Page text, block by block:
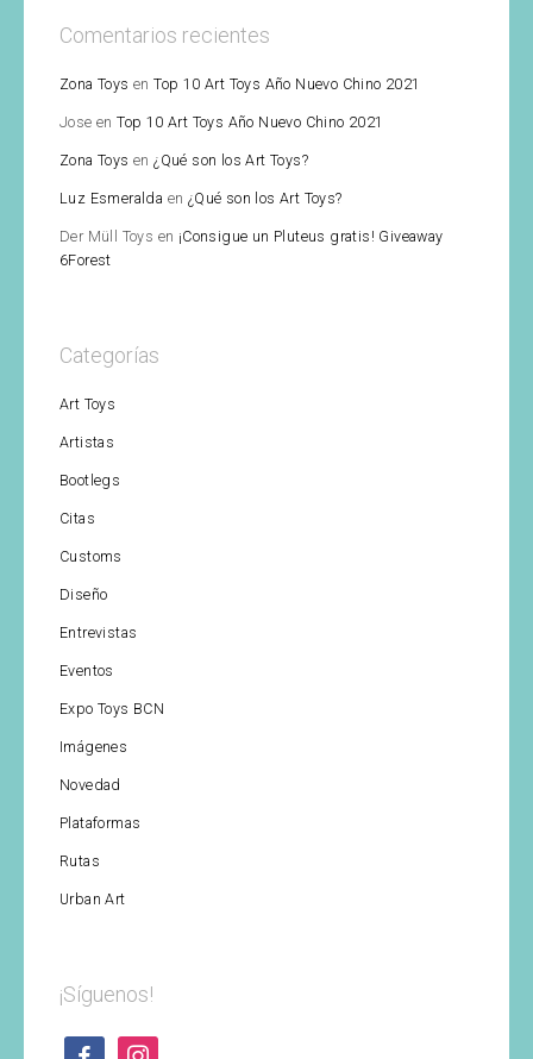
Comentarios recientes
Zona Toys enTop 10 Art Toys Año Nuevo Chino 2021
Jose enTop 10 Art Toys Año Nuevo Chino 2021
Zona Toys en¿Qué son los Art Toys?
Luz Esmeralda en ¿Qué son los Art Toys?
Der Müll Toys en ¡Consigue un Pluteus gratis! Giveaway
6Forest
Categorías
Art Toys
Artistas
Bootlegs
Citas
Customs
Diseño
Entrevistas
Eventos
Expo Toys BCN
Imágenes
Novedad
Plataformas
Rutas
Urban Art
¡Síguenos!
facebook instagram